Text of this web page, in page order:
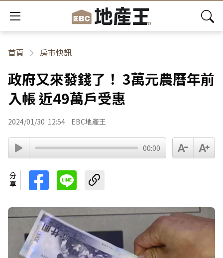
首頁 房市快訊
政府又來發錢了！ 3萬元農曆年前
入帳 近49萬戶受惠
2024/01/30 12:54 EBC地產王
00:00
分享